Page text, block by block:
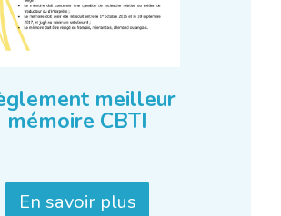
meilleur
mémoire CBTI
En savoir plus